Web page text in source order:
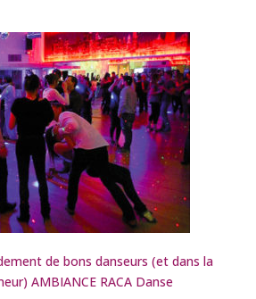
de bons danseurs (et dans la
AMBIANCE RACA Danse